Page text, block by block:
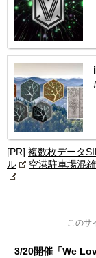
[PR] 複数枚データ
ル
空港駐車場混
このサ
3/20開催「We